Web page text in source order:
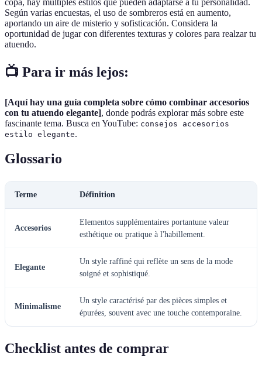
Según varias encuestas, el uso de sombreros está en aumento,
aportando un aire de misterio y sofisticación. Considera la
oportunidad de jugar con diferentes texturas y colores para realzar tu
atuendo.
📺 Para ir más lejos:
[Aquí hay una guía completa sobre cómo combinar accesorios
con tu atuendo elegante], donde podrás explorar más sobre este
fascinante tema. Busca en YouTube: consejos accesorios
estilo elegante.
Glossario
Terme Définition
Accesorios
Elementos supplémentaires portantune valeur
esthétique ou pratique à l'habillement.
Elegante
Un style raffiné qui reflète un sens de la mode
soigné et sophistiqué.
Minimalisme
Un style caractérisé par des pièces simples et
épurées, souvent avec une touche contemporaine.
Checklist antes de comprar